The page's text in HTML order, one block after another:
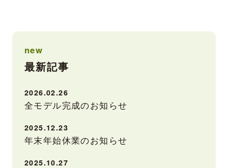
new
最新記事
2026.02.26
全モデル完成のお知らせ
2025.12.23
年末年始休業のお知らせ
2025.10.27